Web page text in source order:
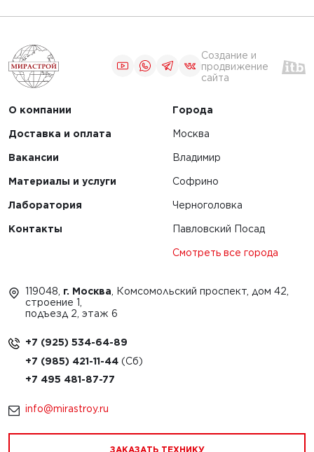
Создание и
продвижение
сайта
О компании
Доставка и оплата
Вакансии
Материалы и услуги
Лаборатория
Контакты
Города
Москва
Владимир
Софрино
Черноголовка
Павловский Посад
Смотреть все города
119048, г. Москва , Комсомольский проспект, дом 42,
строение 1,
подъезд 2, этаж 6
+7 (925) 534-64-89
+7 (985) 421-11-44
+7 495 481-87-77
info@mirastroy.ru
ЗАКАЗАТЬ ТЕХНИКУ